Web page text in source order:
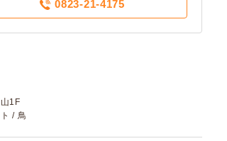
0823-21-4175
1F
/ 鳥